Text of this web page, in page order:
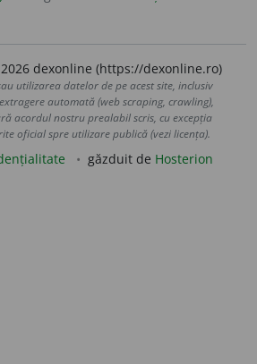
dexonline (https://dexonline.ro)
utilizarea datelor de pe acest site, inclusiv
automată (web scraping, crawling),
acordul nostru prealabil scris, cu excepția
oficial spre utilizare publică (vezi licența).
găzduit de Hosterion